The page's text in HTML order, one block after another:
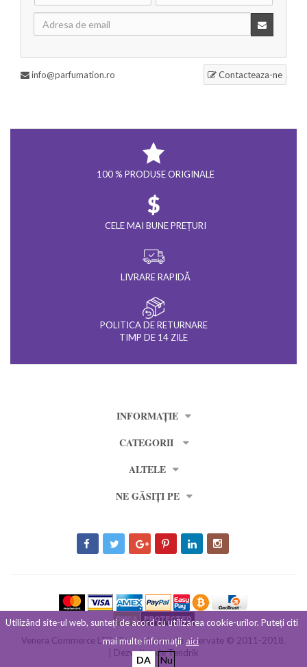
Utilizând site-ul web, sunteți de acord cu utilizarea cookie-urilor. Puteți citi
mai multe informații aici
DA Nu
Contacteaza-ne
info@parfumation.ro
100 % PRODUSE ORIGINALE
CELE MAI BUNE PREȚURI
LIVRARE RAPIDĂ
POLITICA DE RETURNARE
TIMP DE 14 ZILE
INFORMAȚIE
CATEGORII
ALTELE
NE GĂSIȚI PE
Venera Commerce LTD. Toate drepturile rezervate © 2011-2018.
| Dezvoltat deTendrik